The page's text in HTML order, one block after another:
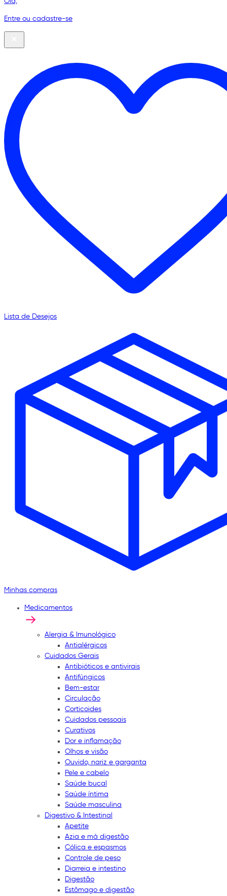
Entre ou cadastre-se
Lista de Desejos
Minhas compras
Medicamentos
Alergia & Imunológico
Antialérgicos
Cuidados Gerais
Antibióticos e antivirais
Antifúngicos
Bem-estar
Circulação
Corticoides
Cuidados pessoais
Curativos
Dor e inflamação
Olhos e visão
Ouvido, nariz e garganta
Pele e cabelo
Saúde bucal
Saúde íntima
Saúde masculina
Digestivo & Intestinal
Apetite
Azia e má digestão
Cólica e espasmos
Controle de peso
Diarreia e intestino
Digestão
Estômago e digestão